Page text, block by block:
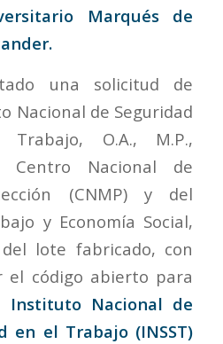
Marqués de
una solicitud de
Nacional de Seguridad
O.A., M.P.,
Centro Nacional de
(CNMP) y del
y Economía Social,
lote fabricado, con
el código abierto para
Instituto Nacional de
en el Trabajo (INSST)